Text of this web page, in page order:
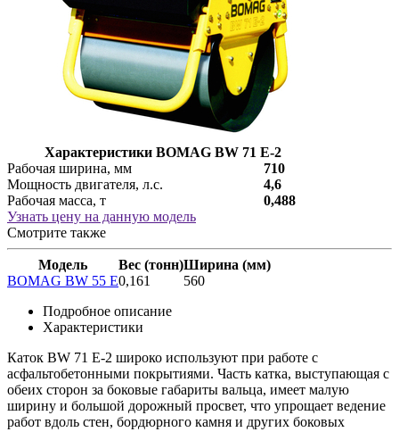
Характеристики BOMAG BW 71 E-2
Рабочая ширина, мм
710
Мощность двигателя, л.с.
4,6
Рабочая масса, т
0,488
Узнать цену на данную модель
Смотрите также
Модель Вес (тонн)Ширина (мм)
BOMAG BW 55 E0,161
560
Подробное описание
Характеристики
Каток BW 71 E-2 широко используют при работе с
асфальтобетонными покрытиями. Часть катка, выступающая с
обеих сторон за боковые габариты вальца, имеет малую
ширину и большой дорожный просвет, что упрощает ведение
работ вдоль стен, бордюрного камня и других боковых